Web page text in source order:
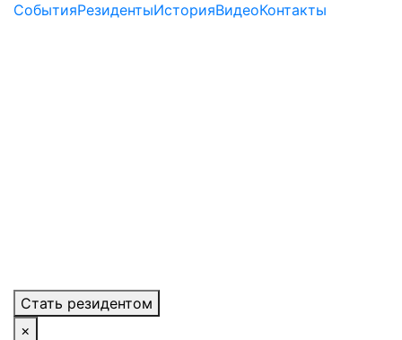
СобытияРезидентыИсторияВидеоКонтакты
Стать резидентом
×